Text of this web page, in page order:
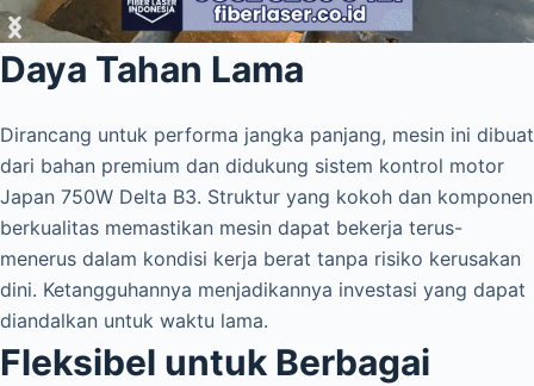
Daya Tahan Lama
Dirancang untuk performa jangka panjang, mesin ini dibuat
dari bahan premium dan didukung sistem kontrol motor
Japan 750W Delta B3. Struktur yang kokoh dan komponen
berkualitas memastikan mesin dapat bekerja terus-
menerus dalam kondisi kerja berat tanpa risiko kerusakan
dini. Ketangguhannya menjadikannya investasi yang dapat
diandalkan untuk waktu lama.
Fleksibel untuk Berbagai